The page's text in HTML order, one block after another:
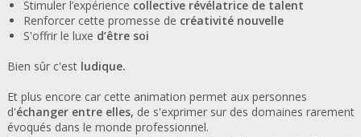
Stimuler l’expérience collective révélatrice de talent
Renforcer cette promesse de créativité nouvelle
S'offrir le luxe d’être soi
Bien sûr c'est ludique.
Et plus encore car cette animation permet aux personnes
d'échanger entre elles, de s'exprimer sur des domaines rarement
évoqués dans le monde professionnel.